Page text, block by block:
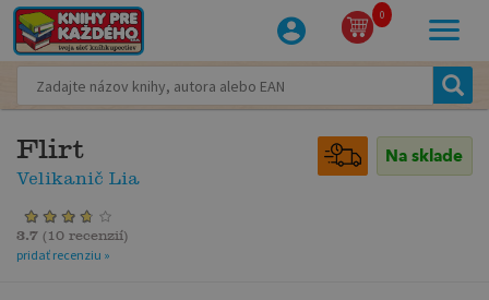
0
Flirt
Velikanič Lia
Na sklade
3.7 ( 10 recenzií)
pridať recenziu »